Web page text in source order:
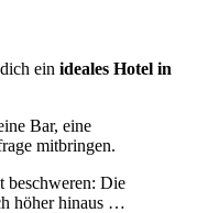
ein ideales Hotel in
Bar, eine
mitbringen.
beschweren: Die
höher hinaus …